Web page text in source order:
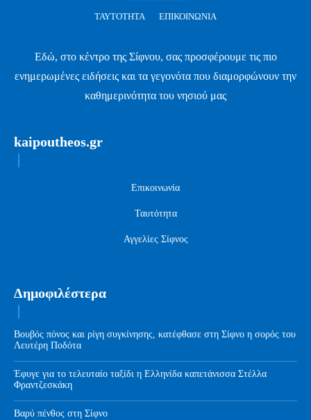
ΤΑΥΤΌΤΗΤΑ ΕΠΙΚΟΙΝΩΝΊΑ
Εδώ, στο κέντρο της Σίφνου, σας προσφέρουμε τις πιο
ενημερωμένες ειδήσεις και τα γεγονότα που διαμορφώνουν την
καθημερινότητα του νησιού μας
kaipoutheos.gr
Επικοινωνία
Ταυτότητα
Αγγελίες Σίφνος
Δημοφιλέστερα
Βουβός πόνος και ρίγη συγκίνησης, κατέφθασε στη Σίφνο η σορός του
Λευτέρη Ποδότα
Έφυγε για το τελευταίο ταξίδι η Ελληνίδα καπετάνισσα Στέλλα
Φραντζεσκάκη
Βαρύ πένθος στη Σίφνο